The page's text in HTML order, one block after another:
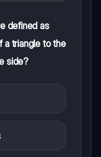
defined as
triangle to the
side?